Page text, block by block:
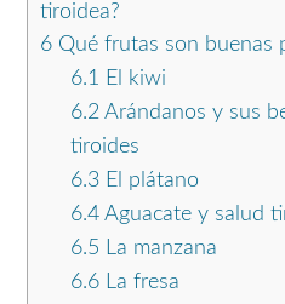
tiroidea?
6 Qué frutas son buenas
6.1 El kiwi
6.2Arándanos y sus
tiroides
6.3El plátano
6.4Aguacate y salud
6.5 La manzana
6.6La fresa